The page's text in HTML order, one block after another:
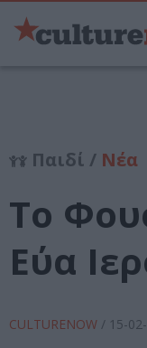
Παιδί / Νέα
Το
Εύα
CULTURENOW / 15-